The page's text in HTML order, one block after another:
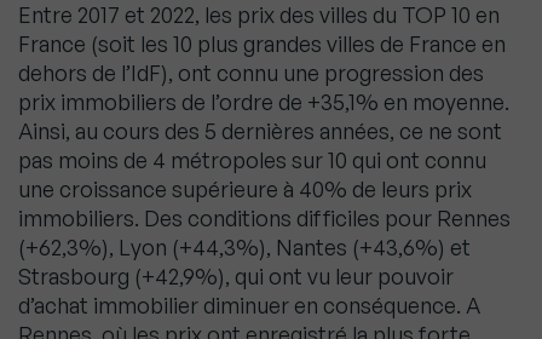
Entre 2017 et 2022, les prix des villes du TOP 10 en
France (soit les 10 plus grandes villes de France en
dehors de l’IdF), ont connu une progression des
prix immobiliers de l’ordre de +35,1% en moyenne.
Ainsi, au cours des 5 dernières années, ce ne sont
pas moins de 4 métropoles sur 10 qui ont connu
une croissance supérieure à 40% de leurs prix
immobiliers. Des conditions difficiles pour Rennes
(+62,3%), Lyon (+44,3%), Nantes (+43,6%) et
Strasbourg (+42,9%), qui ont vu leur pouvoir
d’achat immobilier diminuer en conséquence. A